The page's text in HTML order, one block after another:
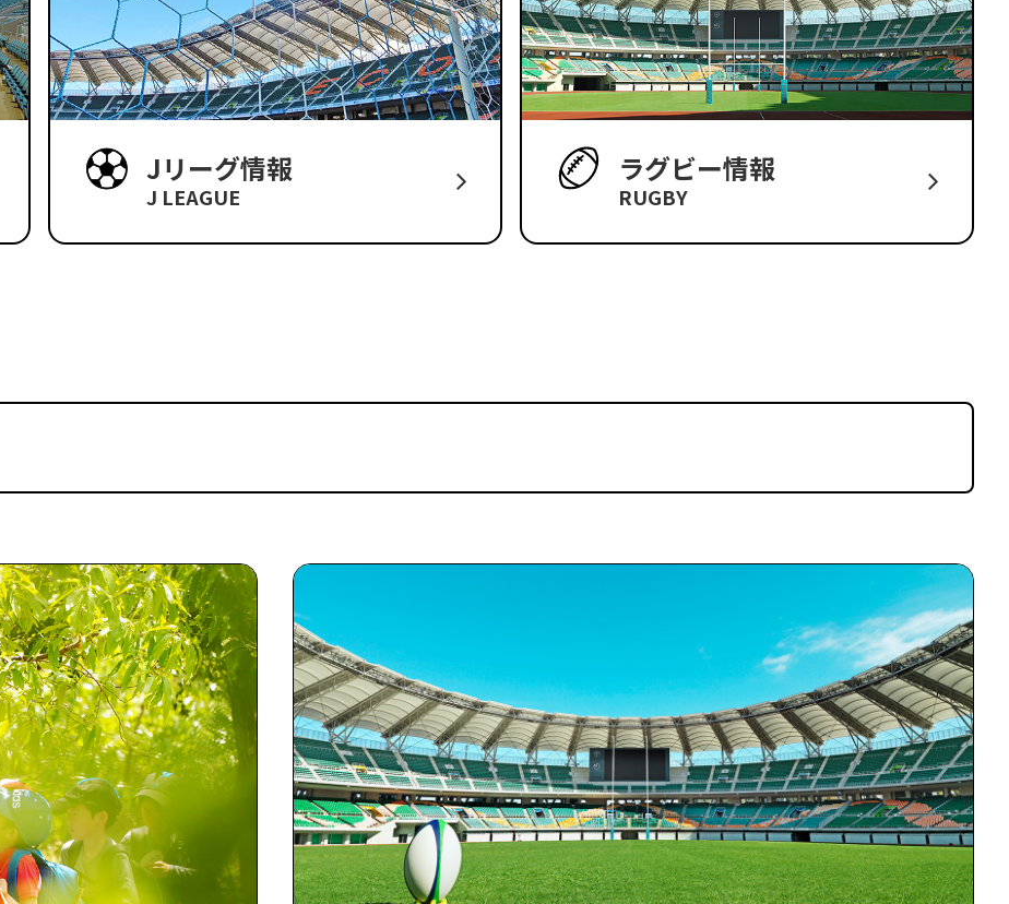
Jリーグ情報
J LEAGUE
ラグビー情報
RUGBY